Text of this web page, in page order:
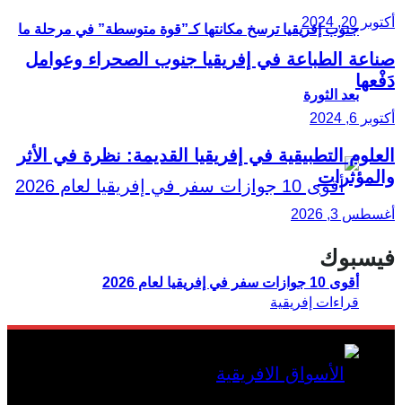
جنوب إفريقيا ترسخ مكانتها كـ”قوة متوسطة” في مرحلة ما
بعد الثورة
أقوى 10 جوازات سفر في إفريقيا لعام 2026
أكتوبر 20, 2024
صناعة الطباعة في إفريقيا جنوب الصحراء وعوامل
دَفْعها
أكتوبر 6, 2024
العلوم التطبيقية في إفريقيا القديمة: نظرة في الأثر
والمؤثرات
أغسطس 3, 2026
فيسبوك